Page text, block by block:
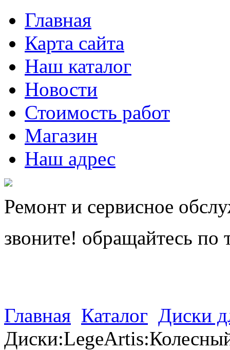
Главная
Карта сайта
Наш каталог
Новости
Стоимость работ
Магазин
Наш адрес
Ремонт и сервисное
звоните! обращайтесь по
Главная Каталог Диски